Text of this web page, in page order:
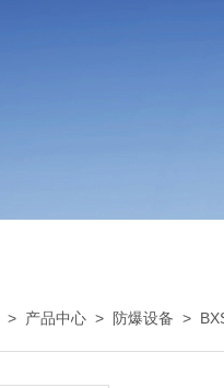
> 产品中心 > 防爆设备 >